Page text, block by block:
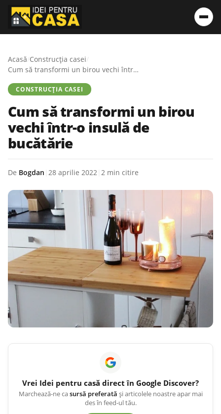
Acasă/Construcția casei/
Cum să transformi un birou vechi într-o insulă de bucătărie
CONSTRUCȚIA CASEI
Cum să transformi un birou
vechi într-o insulă de
bucătărie
De Bogdan 28 aprilie 2022 2 min citire
Vrei Idei pentru casă direct în Google Discover?
Marchează-ne casursă preferată și articolele noastre apar mai
des în feed-ul tău.